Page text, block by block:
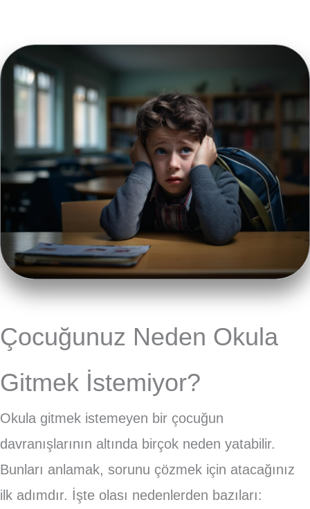
Çocuğunuz Neden Okula
Gitmek İstemiyor?
Okula gitmek istemeyen bir çocuğun
davranışlarının altında birçok neden yatabilir.
Bunları anlamak, sorunu çözmek için atacağınız
ilk adımdır. İşte olası nedenlerden bazıları: